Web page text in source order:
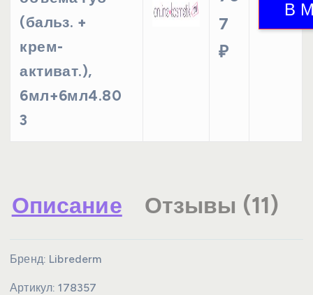
(бальз. +
крем-
активат.),
6мл+6мл4.80
3
7
₽
Описание Отзывы (11)
Бренд: Librederm
Артикул:178357